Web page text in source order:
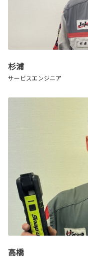
杉浦
サービスエンジニア
高橋